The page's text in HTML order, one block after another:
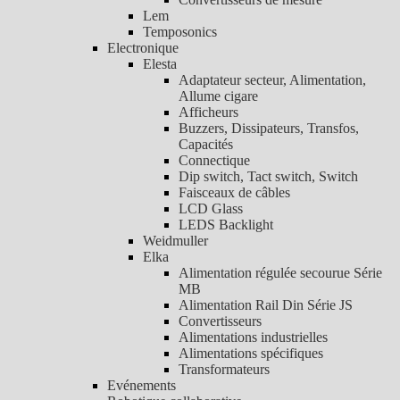
Lem
Temposonics
Electronique
Elesta
Adaptateur secteur, Alimentation,
Allume cigare
Afficheurs
Buzzers, Dissipateurs, Transfos,
Capacités
Connectique
Dip switch, Tact switch, Switch
Faisceaux de câbles
LCD Glass
LEDS Backlight
Weidmuller
Elka
Alimentation régulée secourue Série
MB
Alimentation Rail Din Série JS
Convertisseurs
Alimentations industrielles
Alimentations spécifiques
Transformateurs
Evénements